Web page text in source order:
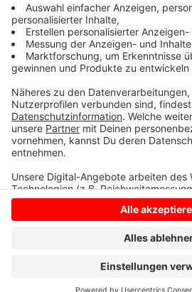
dem Gesundheitsministerium,
Schutzmaßnahmen erforderlich
Anzeige